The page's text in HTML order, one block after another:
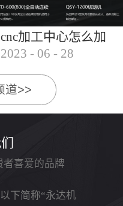
果和...
cnc加工中心怎么加
工石材
2023 - 06 - 28
道>>
者喜爱的品牌
下简称“永达机